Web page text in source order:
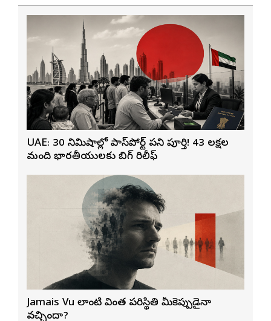
UAE: 30 నిమిషాల్లో పాస్‌పోర్ట్ పని పూర్తి! 43 లక్షల
మంది భారతీయులకు బిగ్ రిలీఫ్
Jamais Vu లాంటి వింత పరిస్థితి మీకెప్పుడైనా
వచ్చిందా?